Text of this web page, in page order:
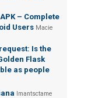
– Complete
Users Macie
Is the
Flask
as people
Imantsctame